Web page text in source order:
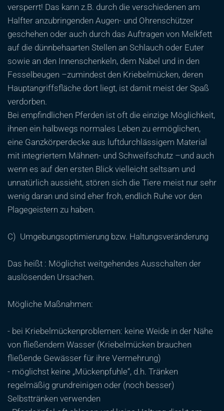
versperrt! Das kann z.B. durch die verschiedenen am
Halfter anzubringenden Augen- und Ohrenschützer
geschehen oder auch durch das Auftragen von Melkfett
auf die dünnbehaarten Stellen an Schlauch oder Euter
sowie an den Innenschenkeln, dem Nabel und in den
Fesselbeugen –zumindest den Kriebelmücken, deren
Hauptangriffsfläche dort liegt, ist damit meist der Spaß
verdorben.
Bei empfindlichen Pferden ist oft die einzige Möglichkeit,
ihnen ein halbwegs normales Leben zu ermöglichen,
eine Ganzkörperdecke aus luftdurchlässigem Material
mit integriertem Mähnen- und Schweifschutz –und auch
wenn es auf den ersten Blick vielleicht seltsam und
unnatürlich aussieht, stören sich die Tiere meist nur sehr
wenig daran und sind eher froh, endlich Ruhe vor den
Plagegeistern zu haben.
C) Umgebungsoptimierung bzw. Haltungsveränderung
Das heißt : Möglichst weitgehendes Ausschalten der
auslösenden Ursachen.
Mögliche Maßnahmen:
- bei Kriebelmückenproblemen: keine Weide in der Nähe
von fließendem Wasser (Kriebelmücken brauchen
fließende Gewässer für ihre Vermehrung)
- möglichst keine „Mückenpfuhle“, d.h. Tränken
regelmäßig grundreinigen oder (noch besser)
Selbsttränken verwenden